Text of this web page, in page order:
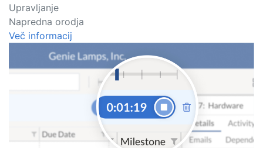
Upravljanje
Napredna orodja
Več informacij